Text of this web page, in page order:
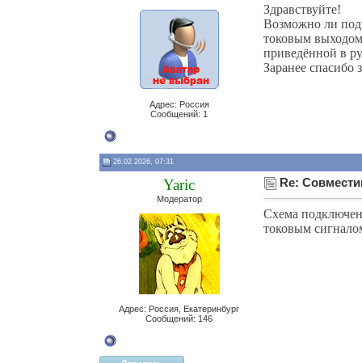
Адрес: Россия
Сообщений: 1
Здравствуйте!
Возможно ли
токовым
приведённой в
Заранее спасибо
26.02.2026, 07:31
Yaric
Модератор
Адрес: Россия, Екатеринбург
Сообщений: 146
Re:
Схема
токовым